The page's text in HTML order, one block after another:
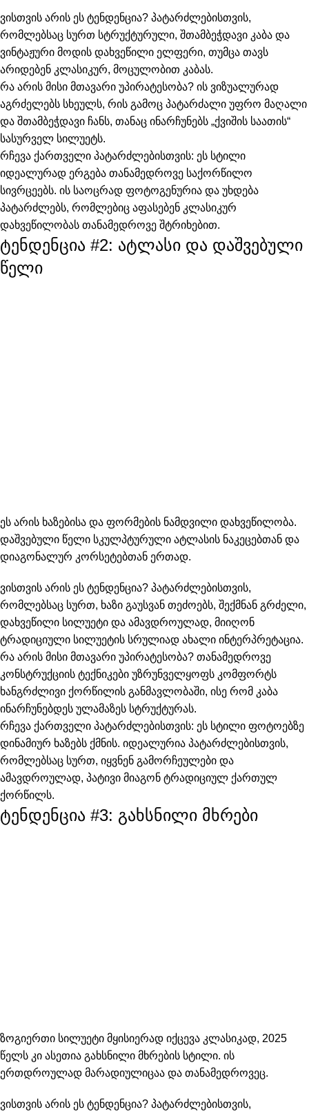
ვისთვის არის ეს ტენდენცია? პატარძლებისთვის,
რომლებსაც სურთ სტრუქტურული, შთამბეჭდავი კაბა და
ვინტაჟური მოდის დახვეწილი ელფერი, თუმცა თავს
არიდებენ კლასიკურ, მოცულობით კაბას.
რა არის მისი მთავარი უპირატესობა? ის ვიზუალურად
აგრძელებს სხეულს, რის გამოც პატარძალი უფრო მაღალი
და შთამბეჭდავი ჩანს, თანაც ინარჩუნებს „ქვიშის საათის“
სასურველ სილუეტს.
რჩევა ქართველი პატარძლებისთვის: ეს სტილი
იდეალურად ერგება თანამედროვე საქორწილო
სივრცეებს. ის საოცრად ფოტოგენურია და უხდება
პატარძლებს, რომლებიც აფასებენ კლასიკურ
დახვეწილობას თანამედროვე შტრიხებით.
ტენდენცია #2: ატლასი და დაშვებული
წელი
ეს არის ხაზებისა და ფორმების ნამდვილი დახვეწილობა.
დაშვებული წელი სკულპტურული ატლასის ნაკეცებთან და
დიაგონალურ კორსეტებთან ერთად.
ვისთვის არის ეს ტენდენცია? პატარძლებისთვის,
რომლებსაც სურთ, ხაზი გაუსვან თეძოებს, შექმნან გრძელი,
დახვეწილი სილუეტი და ამავდროულად, მიიღონ
ტრადიციული სილუეტის სრულიად ახალი ინტერპრეტაცია.
რა არის მისი მთავარი უპირატესობა? თანამედროვე
კონსტრუქციის ტექნიკები უზრუნველყოფს კომფორტს
ხანგრძლივი ქორწილის განმავლობაში, ისე რომ კაბა
ინარჩუნებდეს ულამაზეს სტრუქტურას.
რჩევა ქართველი პატარძლებისთვის: ეს სტილი ფოტოებზე
დინამიურ ხაზებს ქმნის. იდეალურია პატარძლებისთვის,
რომლებსაც სურთ, იყვნენ გამორჩეულები და
ამავდროულად, პატივი მიაგონ ტრადიციულ ქართულ
ქორწილს.
ტენდენცია #3: გახსნილი მხრები
ზოგიერთი სილუეტი მყისიერად იქცევა კლასიკად, 2025
წელს კი ასეთია გახსნილი მხრების სტილი. ის
ერთდროულად მარადიულიცაა და თანამედროვეც.
ვისთვის არის ეს ტენდენცია? პატარძლებისთვის,